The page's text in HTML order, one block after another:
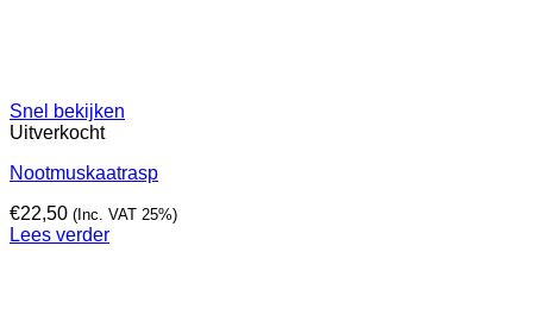
Snel bekijken
Uitverkocht
Nootmuskaatrasp
€22,50 (Inc. VAT 25%)
Lees verder